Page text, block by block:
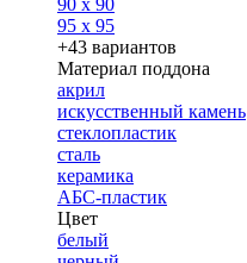
90 x 90
95 x 95
+43 вариантов
Материал поддона
акрил
искусственный камень
стеклопластик
сталь
керамика
АБС-пластик
Цвет
белый